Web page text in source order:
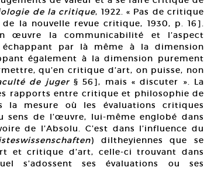
de la critique, 1922. « Pas de critique
la nouvelle revue critique, 1930, p. 16].
œuvre la communicabilité et l’aspect
par là même à la dimension
également à la dimension purement
qu’en critique d’art, on puisse, non
de juger§ 56], mais « discuter ». La
rapports entre critique et philosophie de
la mesure où les évaluations critiques
sens de l’œuvre, lui-même englobé dans
de l’Absolu. C’est dans l’influence du
) diltheyiennes que se
et critique d’art, celle-ci trouvant dans
s’adossent ses évaluations ou ses